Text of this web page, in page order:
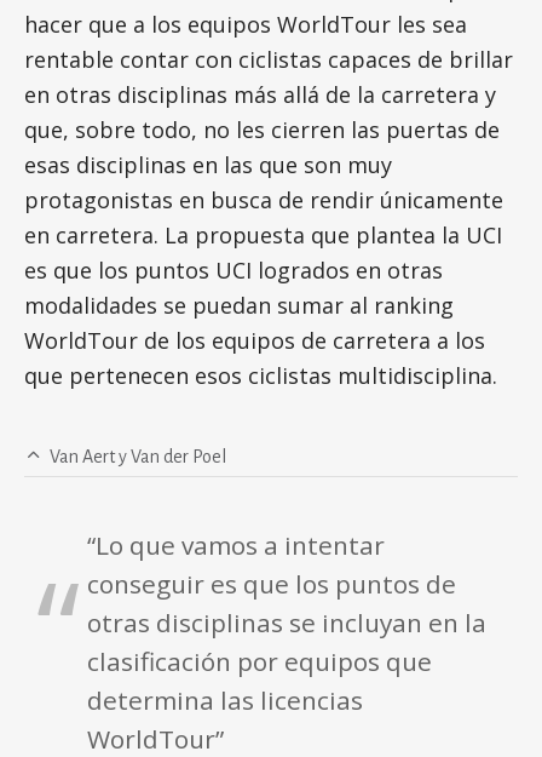
hacer que a los equipos WorldTour les sea
rentable contar con ciclistas capaces de brillar
en otras disciplinas más allá de la carretera y
que, sobre todo, no les cierren las puertas de
esas disciplinas en las que son muy
protagonistas en busca de rendir únicamente
en carretera. La propuesta que plantea la UCI
es que los puntos UCI logrados en otras
modalidades se puedan sumar al ranking
WorldTour de los equipos de carretera a los
que pertenecen esos ciclistas multidisciplina.
Van Aert y Van der Poel
“Lo que vamos a intentar
conseguir es que los puntos de
otras disciplinas se incluyan en la
clasificación por equipos que
determina las licencias
WorldTour”